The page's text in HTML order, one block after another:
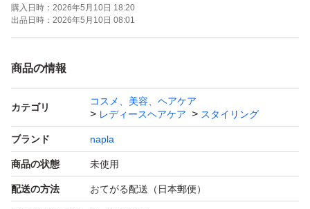
理解できない方は購入控えて下さい
発送までの期間内で発送致します
購入日時： 2026年5月10日 18:20
出品日時： 2026年5月10日 08:01
商品の情報
カテゴリ
コスメ、美容、ヘアケア
レディースヘアケア
スタイリング
ブランド napla
商品の状態 未使用
配送の方法 おてがる配送（日本郵便）